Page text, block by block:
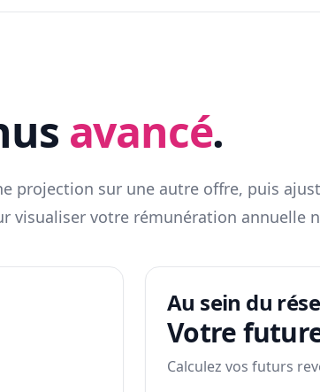
avancé.
projection sur une autre offre, puis
visualiser votre rémunération annuelle
Au sein du
Votre
Calculez vos futurs